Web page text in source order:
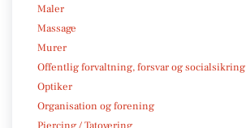
Maler
Massage
Murer
Offentlig forvaltning, forsvar og socialsikring
Optiker
Organisation og forening
Piercing / Tatovering